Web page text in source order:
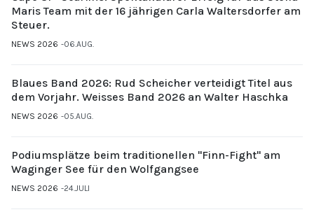
Maris Team mit der 16 jährigen Carla Waltersdorfer am
Steuer.
NEWS 2026 06.AUG.
Blaues Band 2026: Rud Scheicher verteidigt Titel aus
dem Vorjahr. Weisses Band 2026 an Walter Haschka
NEWS 2026 05.AUG.
Podiumsplätze beim traditionellen "Finn-Fight" am
Waginger See für den Wolfgangsee
NEWS 2026 24.JULI